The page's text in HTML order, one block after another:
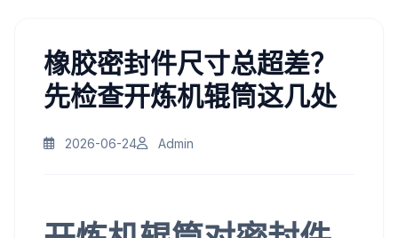
橡胶密封件尺寸总超差？
先检查开炼机辊筒这几处
2026-06-24 Admin